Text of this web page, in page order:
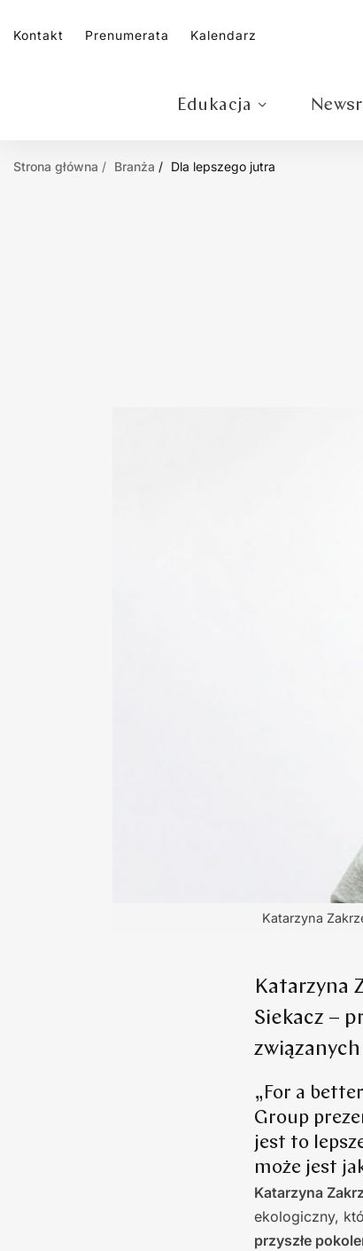
Kontakt Prenumerata Kalendarz
Edukacja
Strona główna Branża Dla lepszego jutra
Katarzyna
Katarzyna
Siekacz –
„For a
Group
jest to
może jest
Katarzyna
ekologiczny,
przyszłe